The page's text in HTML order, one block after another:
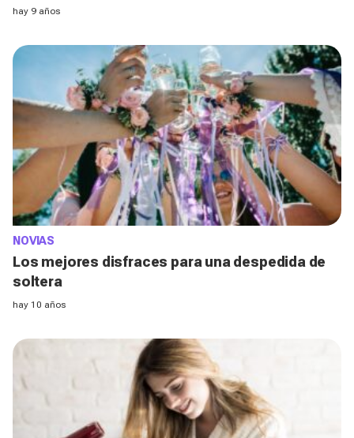
hay 9 años
NOVIAS
Los mejores disfraces para una despedida de
soltera
hay 10 años